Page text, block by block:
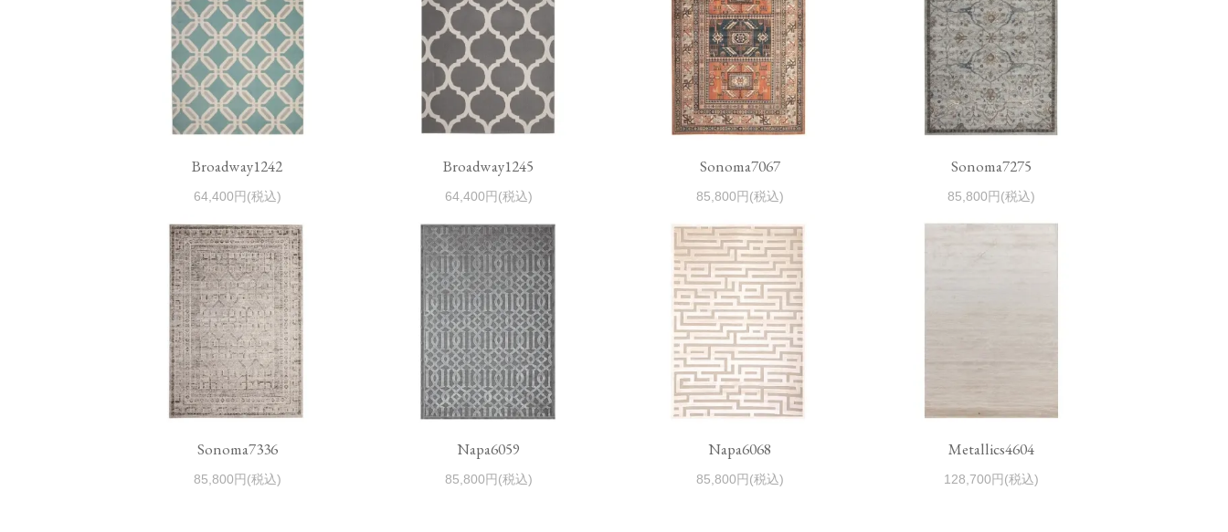
Broadway1242
64,400円(税込)
Broadway1245
64,400円(税込)
Sonoma7067
85,800円(税込)
Sonoma7275
85,800円(税込)
Sonoma7336
85,800円(税込)
Napa6059
85,800円(税込)
Napa6068
85,800円(税込)
Metallics4604
128,700円(税込)